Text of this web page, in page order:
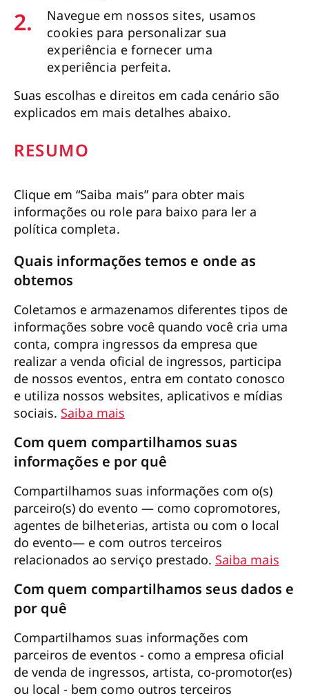
2.
Navegue em nossos sites, usamos
cookies para personalizar sua
experiência e fornecer uma
experiência perfeita.
Suas escolhas e direitos em cada cenário são
explicados em mais detalhes abaixo.
RESUMO
Clique em “Saiba mais” para obter mais
informações ou role para baixo para ler a
política completa.
Quais informações temos e onde as
obtemos
Coletamos e armazenamos diferentes tipos de
informações sobre você quando você cria uma
conta, compra ingressos da empresa que
realizar a venda oficial de ingressos, participa
de nossos eventos, entra em contato conosco
e utiliza nossos websites, aplicativos e mídias
sociais. Saiba mais
Com quem compartilhamos suas
informações e por quê
Compartilhamos suas informações com o(s)
parceiro(s) do evento — como copromotores,
agentes de bilheterias, artista ou com o local
do evento— e com outros terceiros
relacionados ao serviço prestado. Saiba mais
Com quem compartilhamos seus dados e
por quê
Compartilhamos suas informações com
parceiros de eventos - como a empresa oficial
de venda de ingressos, artista, co-promotor(es)
ou local - bem como outros terceiros